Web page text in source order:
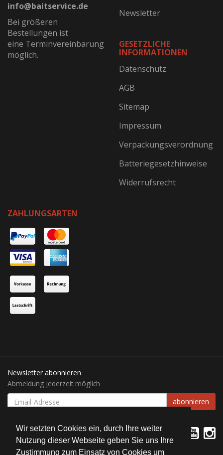
Wir setzten Cookies ein, durch Ihre weiter
Nutzung dieser Webseite geben Sie uns Ihre
Zustimmung zum Einsatz von Cookies um
info@baitservice.de
Bei größeren
Bestellungen ist
eine Terminvereinbarung
möglich.
Newsletter
GESETZLICHE
INFORMATIONEN
Datenschutz
AGB
Sitemap
Impressum
Verpackungsverordnung
Batteriegesetzhinweise
Widerrufsrecht
ZAHLUNGSARTEN
Newsletter abonnieren
Abmeldung jederzeit möglich
EMAIL-
ADRESSE
abonnieren